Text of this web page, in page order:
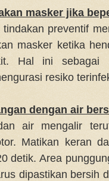
masker jika
preventif
masker ketika
Hal ini sebagai
resiko
dengan air
air mengalir
Matikan keran
detik. Area
dipastikan bersih